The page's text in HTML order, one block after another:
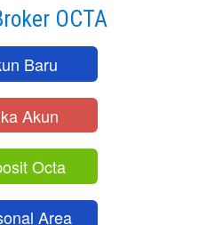
OCTA
Baru
Akun
Octa
Area